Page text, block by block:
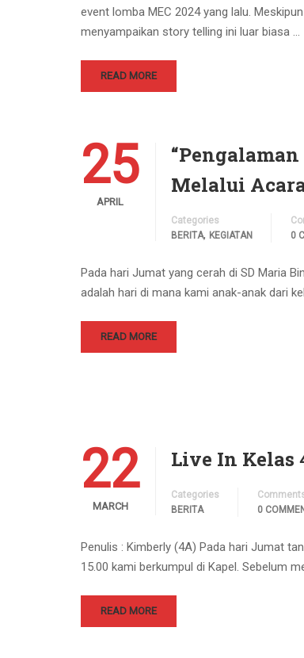
event lomba MEC 2024 yang lalu.
menyampaikan story telling ini luar biasa …
READ MORE
25
APRIL
Melalui
Categories
BERITA, KEGIATAN
0
Pada hari Jumat yang cerah di SD Maria
adalah hari di mana kami anak-anak dari
READ MORE
22
MARCH
Live In Kelas
Categories
BERITA
0
Penulis : Kimberly (4A) Pada hari Jumat
15.00 kami berkumpul di Kapel. Sebelum
READ MORE